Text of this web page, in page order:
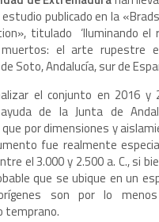
publicado en la
titulado ‘Iluminando el
el arte rupestre
Soto, Andalucía, sur de
el conjunto en 2016 y
de la Junta de
por dimensiones y
fue realmente
el 3.000 y 2.500 a. C., si
que se ubique en un
son por lo
temprano.